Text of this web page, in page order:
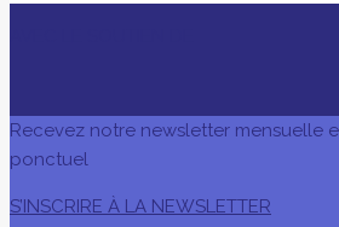
Recevez notre newsletter mensuelle
ponctuel
S’INSCRIRE À LA NEWSLETTER